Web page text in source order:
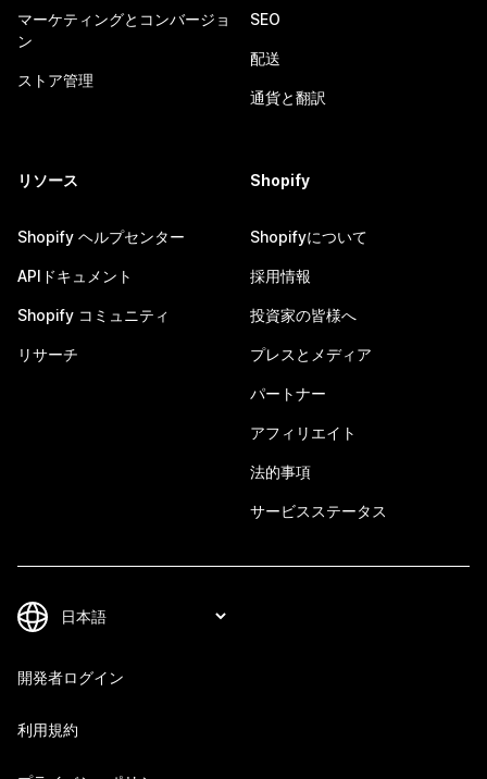
マーケティングとコンバージョ
ン
ストア管理
SEO
配送
通貨と翻訳
リソース
Shopify ヘルプセンター
APIドキュメント
Shopify コミュニティ
リサーチ
Shopify
Shopifyについて
採用情報
投資家の皆様へ
プレスとメディア
パートナー
アフィリエイト
法的事項
サービスステータス
開発者ログイン
利用規約